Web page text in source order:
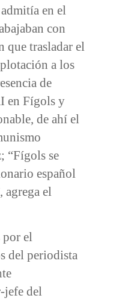
en el
con
que trasladar el
a los
de
en Fígols y
de ahí el
“Fígols se
español
agrega el
por el
del periodista
jefe del